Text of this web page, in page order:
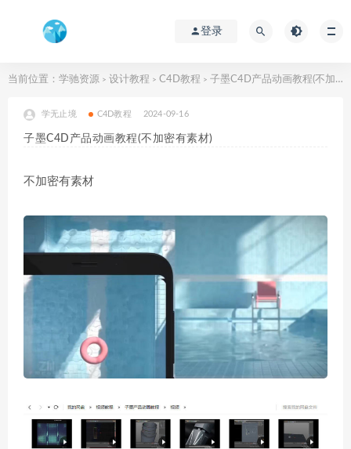
登录
当前位置： 学驰资源 > 设计教程 > C4D教程 > 子墨C4D产品动画教程(不加密有素材)
学无止境 C4D教程 2024-09-16
子墨C4D产品动画教程(不加密有素材)
不加密有素材